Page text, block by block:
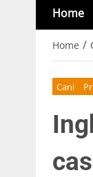
Home
Home /
Cani